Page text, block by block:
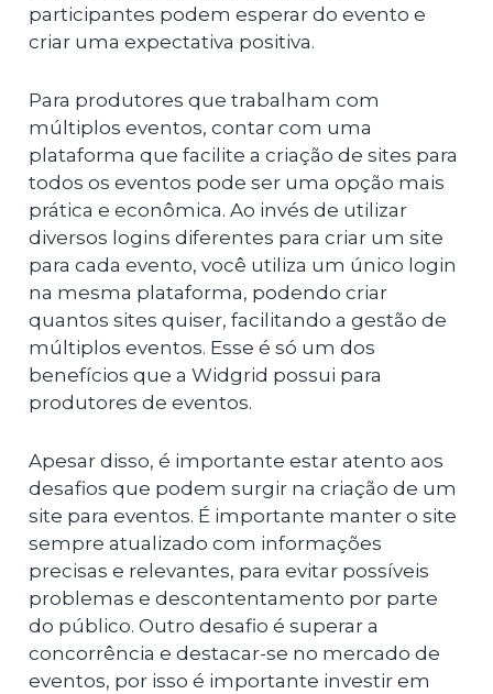
participantes podem esperar do evento e
criar uma expectativa positiva.
Para produtores que trabalham com
múltiplos eventos, contar com uma
plataforma que facilite a criação de sites para
todos os eventos pode ser uma opção mais
prática e econômica. Ao invés de utilizar
diversos logins diferentes para criar um site
para cada evento, você utiliza um único login
na mesma plataforma, podendo criar
quantos sites quiser, facilitando a gestão de
múltiplos eventos. Esse é só um dos
benefícios que a Widgrid possui para
produtores de eventos.
Apesar disso, é importante estar atento aos
desafios que podem surgir na criação de um
site para eventos. É importante manter o site
sempre atualizado com informações
precisas e relevantes, para evitar possíveis
problemas e descontentamento por parte
do público. Outro desafio é superar a
concorrência e destacar-se no mercado de
eventos, por isso é importante investir em